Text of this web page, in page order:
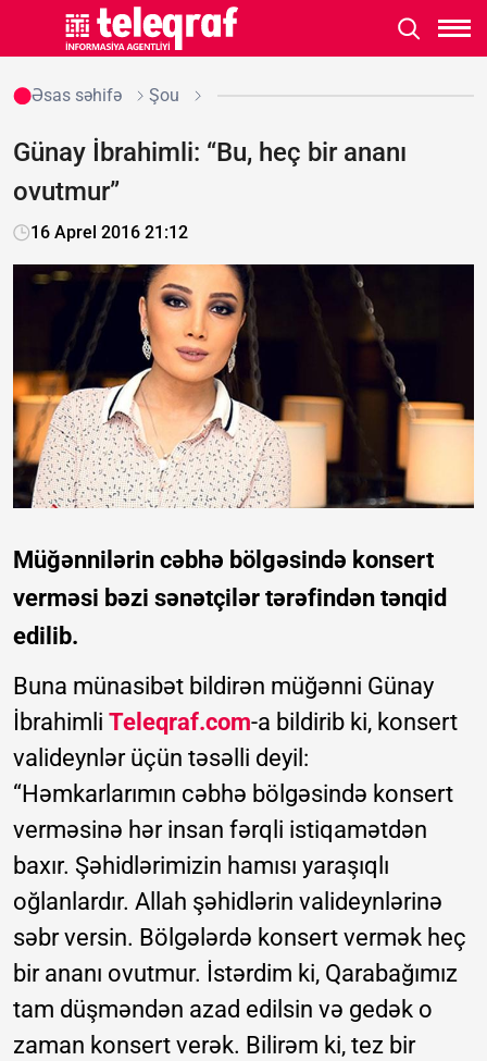
Əsas səhifə Şou
Günay İbrahimli: “Bu, heç bir ananı
ovutmur”
16 Aprel 2016 21:12
Müğənnilərin cəbhə bölgəsində konsert
verməsi bəzi sənətçilər tərəfindən tənqid
edilib.
Buna münasibət bildirən müğənni Günay
İbrahimli Teleqraf.com-a bildirib ki, konsert
valideynlər üçün təsəlli deyil:
“Həmkarlarımın cəbhə bölgəsində konsert
verməsinə hər insan fərqli istiqamətdən
baxır. Şəhidlərimizin hamısı yaraşıqlı
oğlanlardır. Allah şəhidlərin valideynlərinə
səbr versin. Bölgələrdə konsert vermək heç
bir ananı ovutmur. İstərdim ki, Qarabağımız
tam düşməndən azad edilsin və gedək o
zaman konsert verək. Bilirəm ki, tez bir